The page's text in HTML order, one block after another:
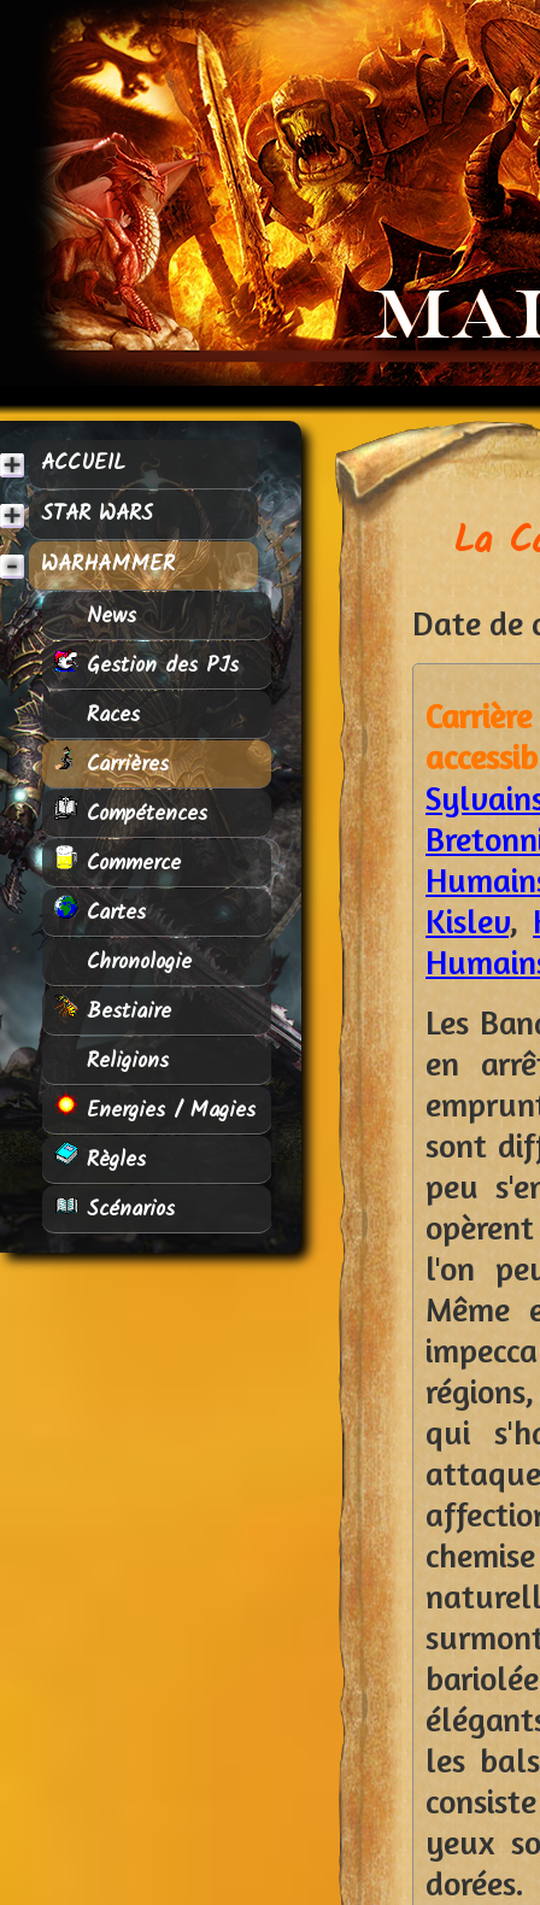
ACCUEIL
STAR WARS
WARHAMMER
News
Gestion des PJs
Races
Carrières
Compétences
Commerce
Cartes
Chronologie
Bestiaire
Religions
Energies / Magies
Règles
Scénarios
La
Date de
Kislev,
Les
en
sont
peu
l'on
Même
qui
les
yeux
dorées.